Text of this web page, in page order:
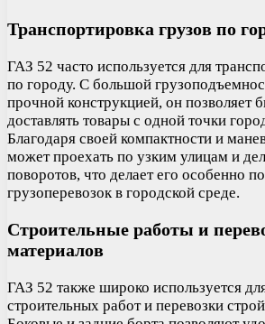
Транспортировка грузов по
ГАЗ 52 часто используется для
по городу. С большой
прочной конструкцией, он позволяет
доставлять товары с одной точки
Благодаря своей компактности и
может проехать по узким улицам и
поворотов, что делает его особенно
грузоперевозок в городской среде.
Строительные работы и
материалов
ГАЗ 52 также широко используется
строительных работ и перевозки